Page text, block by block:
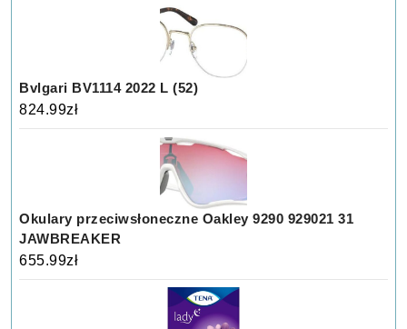
Bvlgari BV1114 2022 L (52)
824.99zł
Okulary przeciwsłoneczne Oakley 9290 929021 31
JAWBREAKER
655.99zł